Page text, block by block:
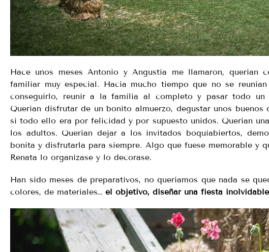
Hace unos meses Antonio y Angustia me llamaron, querían
familiar muy especial. Hacía mucho tiempo que no se
conseguirlo, reunir a la familia al completo y pasar todo
Querían disfrutar de un bonito almuerzo, degustar unos
si todo ello era por felicidad y por supuesto unidos. Querían
los adultos. Querían dejar a los invitados boquiabiertos,
bonita y disfrutarla para siempre. Algo que fuese memorable y
Renata lo organizase y lo decorase.
Han sido meses de preparativos, no queríamos que nada se
colores, de materiales… el objetivo, diseñar una fiesta inolvidable